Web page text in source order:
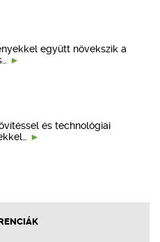
együtt növekszik a
és technológiai